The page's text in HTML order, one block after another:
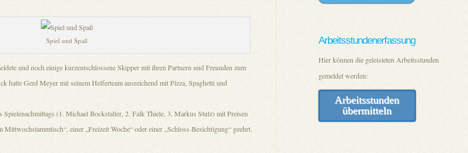
Spiel und Spaß
und noch einige kurzentschlossene Skipper mit ihren Partnern und Freunden zum
hatte Gerd Meyer mit seinem Helferteam ausreichend mit Pizza, Spaghetti und
(1. Michael Bockstaller, 2. Falk Thiele, 3. Markus Stulz) mit Preisen
Mittwochstammtisch“, einer „Freizeit Woche“ oder einer „Schloss-Besichtigung“ geehrt.
Arbeitsstundenerfassung
Hier können die geleisteten Arbeitsstunden
gemeldet werden:
Arbeitsstunden
übermitteln